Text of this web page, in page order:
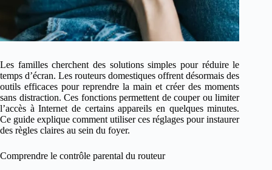
Les familles cherchent des solutions simples pour réduire le
temps d’écran. Les routeurs domestiques offrent désormais des
outils efficaces pour reprendre la main et créer des moments
sans distraction. Ces fonctions permettent de couper ou limiter
l’accès à Internet de certains appareils en quelques minutes.
Ce guide explique comment utiliser ces réglages pour instaurer
des règles claires au sein du foyer.
Comprendre le contrôle parental du routeur